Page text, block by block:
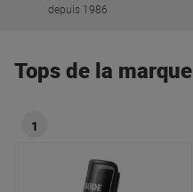
depuis 1986
Tops de la marque
1